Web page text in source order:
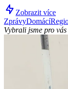
Zobrazit více
ZprávyDomácí
Vybrali jsme pro vás